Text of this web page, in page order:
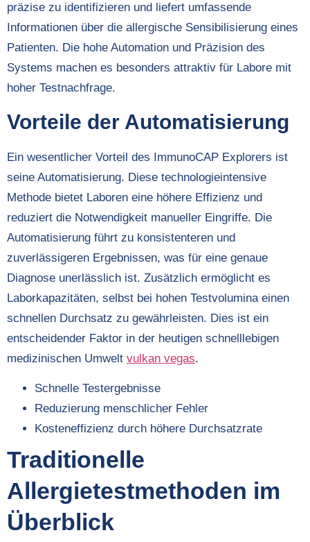
präzise zu identifizieren und liefert umfassende
Informationen über die allergische Sensibilisierung eines
Patienten. Die hohe Automation und Präzision des
Systems machen es besonders attraktiv für Labore mit
hoher Testnachfrage.
Vorteile der Automatisierung
Ein wesentlicher Vorteil des ImmunoCAP Explorers ist
seine Automatisierung. Diese technologieintensive
Methode bietet Laboren eine höhere Effizienz und
reduziert die Notwendigkeit manueller Eingriffe. Die
Automatisierung führt zu konsistenteren und
zuverlässigeren Ergebnissen, was für eine genaue
Diagnose unerlässlich ist. Zusätzlich ermöglicht es
Laborkapazitäten, selbst bei hohen Testvolumina einen
schnellen Durchsatz zu gewährleisten. Dies ist ein
entscheidender Faktor in der heutigen schnelllebigen
medizinischen Umwelt vulkan vegas.
Schnelle Testergebnisse
Reduzierung menschlicher Fehler
Kosteneffizienz durch höhere Durchsatzrate
Traditionelle
Allergietestmethoden im
Überblick